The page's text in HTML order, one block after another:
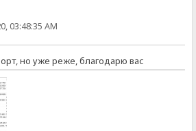
03:48:35 AM
но уже реже, благодарю вас